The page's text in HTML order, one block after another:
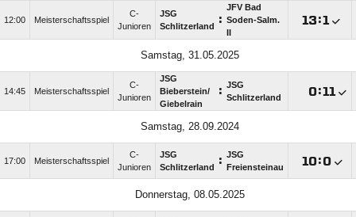
12:00 Meisterschaftsspiel
C-
Junioren
JSG
Schlitzerland
:
JFV Bad
Soden-Salm.
:
Samstag, 31.05.2025
14:45 Meisterschaftsspiel
C-
Junioren
JSG
Bieberstein/​
Giebelrain
: JSG
Schlitzerland
:
Samstag, 28.09.2024
17:00 Meisterschaftsspiel
C-
Junioren
JSG
Schlitzerland
: JSG
Freiensteinau
:
Donnerstag, 08.05.2025